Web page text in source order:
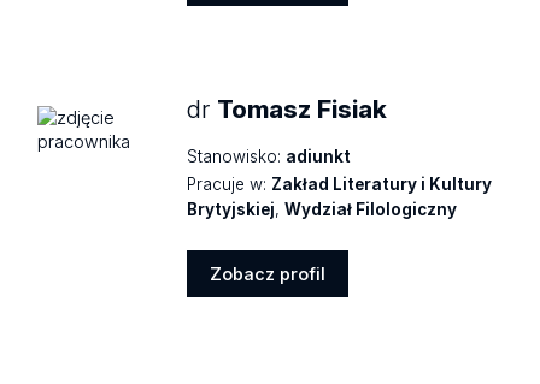
dr Tomasz Fisiak
Stanowisko: adiunkt
Pracuje w: Zakład Literatury i Kultury
Brytyjskiej,Wydział Filologiczny
Zobacz profil